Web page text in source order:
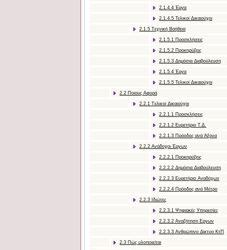
2.1.4.4 Έργα
2.1.4.5 Τελικοί Δικαιούχοι
2.1.5 Tεχνική Bοήθεια
2.1.5.1 Προσκλήσεις
2.1.5.2 Προκηρύξεις
2.1.5.3 Δημόσια Διαβούλευση
2.1.5.4 Έργα
2.1.5.5 Τελικοί Δικαιούχοι
2.2 Ποιους Αφορά
2.2.1 Tελικοί Δικαιούχοι
2.2.1.1 Προσκλήσεις
2.2.1.2 Ευρετήριο Τ.Δ.
2.2.1.3 Πρόοδος ανά Άξονα
2.2.2 Ανάδοχοι Έργων
2.2.2.1 Προκηρύξεις
2.2.2.2 Δημόσια Διαβούλευση
2.2.2.3 Ευρετήριο Αναδόχων
2.2.2.4 Πρόοδος ανά Μέτρο
2.2.3 Ιδιώτες
2.2.3.1 Ψηφιακές Υπηρεσίες
2.2.3.2 Αναζήτηση Εργων
2.2.3.3 Ανθρώπινο Δίκτυο ΚτΠ
2.3 Πώς υλοποιείται